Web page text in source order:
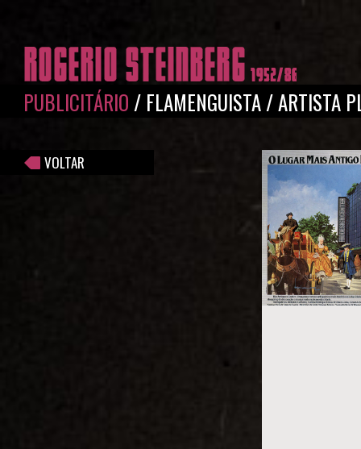
PUBLICITÁRIO / FLAMENGUISTA/ARTISTA
VOLTAR